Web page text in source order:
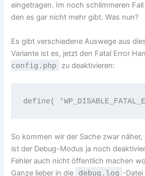
eingetragen. Im noch schlimmeren Fall
den es gar nicht mehr gibt. Was nun?
Es gibt verschiedene Auswege aus
Variante ist es, jetzt den Fatal Error
config.php
zu deaktivieren:
So kommen wir der Sache zwar
ist der Debug-Modus ja noch
Fehler auch nicht öffentlich machen
Ganze lieber in die
debug.log -Datei